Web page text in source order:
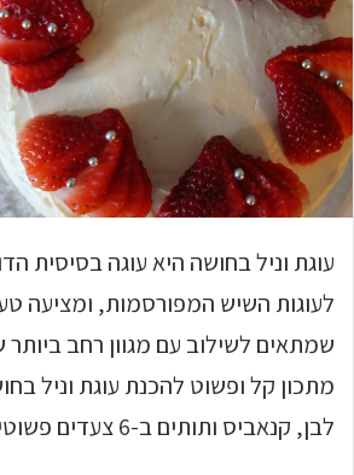
עוגת וניל בחושה היא עוגה בסיסית
לעוגות השיש המפורסמות, ומציעה
שמתאים לשילוב עם מגוון רחב
מתכון קל ופשוט להכנת עוגת וניל
לבן, קנאביס ותותים ב-6 צעדים פשוטים: